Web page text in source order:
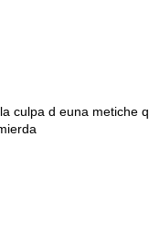
culpa d euna metiche